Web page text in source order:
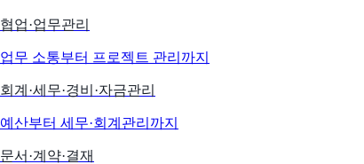
협업·업무관리
업무 소통부터 프로젝트 관리까지
회계·세무·경비·자금관리
예산부터 세무·회계관리까지
문서·계약·결재